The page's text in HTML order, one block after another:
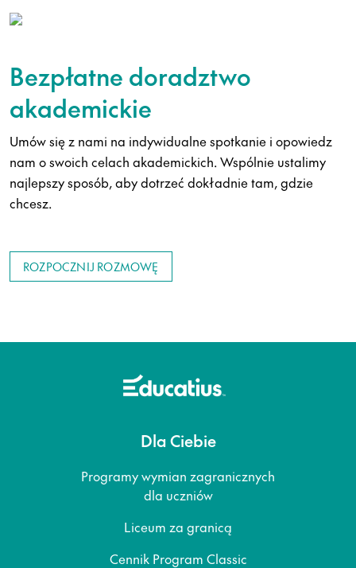
Bezpłatne doradztwo
akademickie
Umów się z nami na indywidualne spotkanie i opowiedz
nam o swoich celach akademickich. Wspólnie ustalimy
najlepszy sposób, aby dotrzeć dokładnie tam, gdzie
chcesz.
ROZPOCZNIJ ROZMOWĘ
Dla Ciebie
Programy wymian zagranicznych
dla uczniów
Liceum za granicą
Cennik Program Classic